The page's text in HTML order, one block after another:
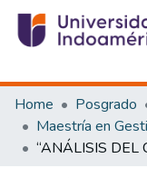
Home
Posgrado